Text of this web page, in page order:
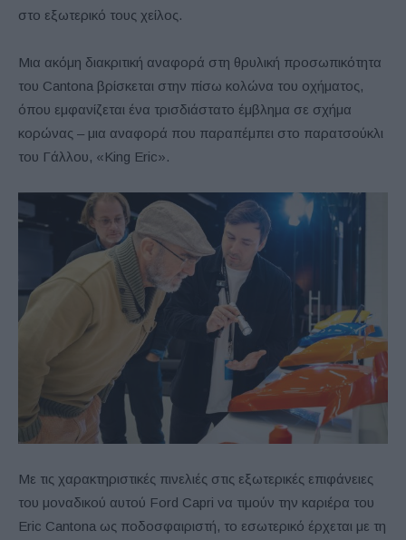
στο εξωτερικό τους χείλος.
Μια ακόμη διακριτική αναφορά στη θρυλική προσωπικότητα
του Cantona βρίσκεται στην πίσω κολώνα του οχήματος,
όπου εμφανίζεται ένα τρισδιάστατο έμβλημα σε σχήμα
κορώνας – μια αναφορά που παραπέμπει στο παρατσούκλι
του Γάλλου, «King Eric».
Με τις χαρακτηριστικές πινελιές στις εξωτερικές επιφάνειες
του μοναδικού αυτού Ford Capri να τιμούν την καριέρα του
Eric Cantona ως ποδοσφαιριστή, το εσωτερικό έρχεται με τη